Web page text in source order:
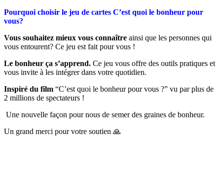
Pourquoi choisir le jeu de cartes C’est quoi le bonheur pour
vous?
Vous souhaitez mieux vous connaître ainsi que les personnes qui
vous entourent? Ce jeu est fait pour vous !
Le bonheur ça s’apprend. Ce jeu vous offre des outils pratiques et
vous invite à les intégrer dans votre quotidien.
Inspiré du film “C’est quoi le bonheur pour vous ?” vu par plus de
2 millions de spectateurs !
Une nouvelle façon pour nous de semer des graines de bonheur.
Un grand merci pour votre soutien 🙏